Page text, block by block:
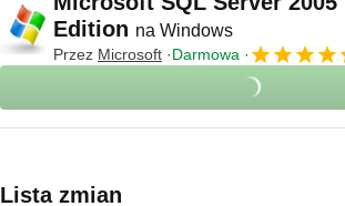
Edition na Windows
Przez Microsoft Darmowa
Lista zmian